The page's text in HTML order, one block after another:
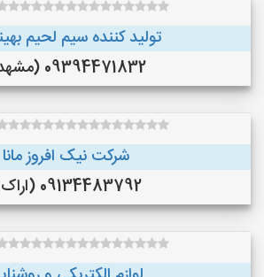
تولید کننده سیم لحیم
09394471832 (مشهد )
شرکت نیک افروز مانا
09134483792 (اراک )